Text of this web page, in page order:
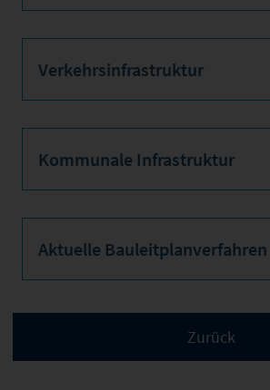
Verkehrsinfrastruktur
Kommunale Infrastruktur
Aktuelle Bauleitplanverfahren